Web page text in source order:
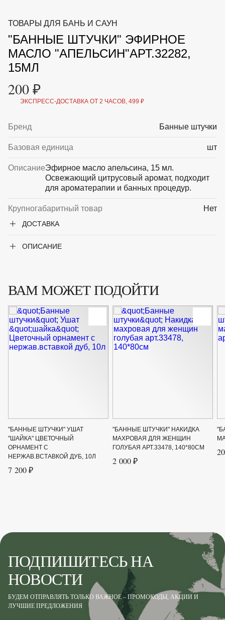
МАЛАЯ МЕХАНИЗАЦИЯ
ОТПУГИВАТЕЛИ ОТ ПТИЦ, НАСЕКОМЫХ И
ГРЫЗУНОВ
САДОВАЯ ОДЕЖДА И ОБУВЬ
САДОВЫЙ ИНСТРУМЕНТ
СЕМЕНА
ТОВАРЫ ДЛЯ БАНЬ И САУН
ТОВАРЫ ДЛЯ ПОЛИВА
ХОЗ ТОВАРЫ
Sale Новинки
УХОД
+7 (495) 197 87
87
ТОВАРЫ ДЛЯ БАНЬ И САУН
"БАННЫЕ ШТУЧКИ" ЭФИРНОЕ
МАСЛО "АПЕЛЬСИН"АРТ.32282,
15МЛ
200 ₽
ЭКСПРЕСС-ДОСТАВКА ОТ 2 ЧАСОВ, 499 ₽
Бренд Банные штучки
Базовая единица шт
ОписаниеЭфирное масло апельсина, 15 мл.
Освежающий цитрусовый аромат, подходит
для ароматерапии и банных процедур.
Крупногабаритный товар Нет
ДОСТАВКА
ОПИСАНИЕ
ВАМ МОЖЕТ ПОДОЙТИ
"БАННЫЕ ШТУЧКИ" УШАТ
"ШАЙКА" ЦВЕТОЧНЫЙ
ОРНАМЕНТ С
НЕРЖАВ.ВСТАВКОЙ ДУБ, 10Л
7 200 ₽
"БАННЫЕ ШТУЧКИ" НАКИДКА
МАХРОВАЯ ДЛЯ ЖЕНЩИН
ГОЛУБАЯ АРТ.33478, 140*80СМ
2 000 ₽
ПОДПИШИТЕСЬ НА
НОВОСТИ
БУДЕМ ОТПРАВЛЯТЬ ТОЛЬКО ВАЖНОЕ – ПРОМОКОДЫ, АКЦИИ И
ЛУЧШИЕ ПРЕДЛОЖЕНИЯ